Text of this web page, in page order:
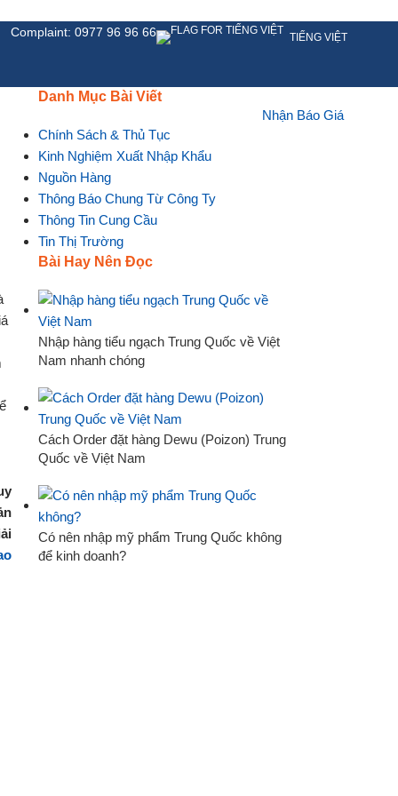
Complaint: 0977 96 96 66 TIẾNG VIỆT
Nhận Báo Giá
Danh Mục Bài Viết
Chính Sách & Thủ Tục
Kinh Nghiệm Xuất Nhập Khẩu
Nguồn Hàng
Thông Báo Chung Từ Công Ty
Thông Tin Cung Cầu
Tin Thị Trường
Bài Hay Nên Đọc
Nhập hàng tiểu ngạch Trung Quốc về Việt
Nam nhanh chóng
Cách Order đặt hàng Dewu (Poizon) Trung
Quốc về Việt Nam
Có nên nhập mỹ phẩm Trung Quốc không
để kinh doanh?